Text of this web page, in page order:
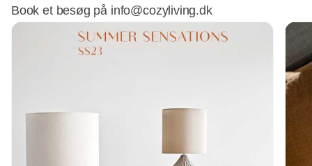
Book et besøg på info@cozyliving.dk